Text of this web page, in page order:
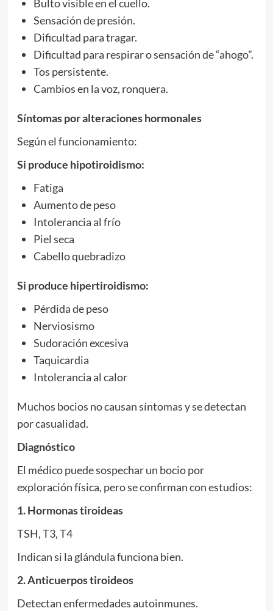
Bulto visible en el cuello.
Sensación de presión.
Dificultad para tragar.
Dificultad para respirar o sensación de “ahogo”.
Tos persistente.
Cambios en la voz, ronquera.
Síntomas por alteraciones hormonales
Según el funcionamiento:
Si produce hipotiroidismo:
Fatiga
Aumento de peso
Intolerancia al frío
Piel seca
Cabello quebradizo
Si produce hipertiroidismo:
Pérdida de peso
Nerviosismo
Sudoración excesiva
Taquicardia
Intolerancia al calor
Muchos bocios no causan síntomas y se detectan
por casualidad.
Diagnóstico
El médico puede sospechar un bocio por
exploración física, pero se confirman con estudios:
1. Hormonas tiroideas
TSH, T3, T4
Indican si la glándula funciona bien.
2. Anticuerpos tiroideos
Detectan enfermedades autoinmunes.